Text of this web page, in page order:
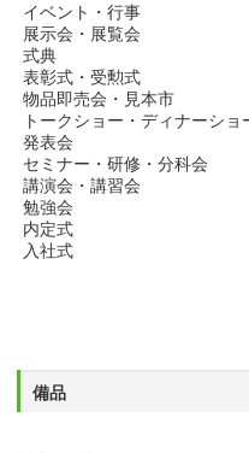
イベント・行事
展示会・展覧会
式典
表彰式・受勲式
物品即売会・見本市
トークショー・ディナーショ
発表会
セミナー・研修・分科会
講演会・講習会
勉強会
内定式
入社式
備品